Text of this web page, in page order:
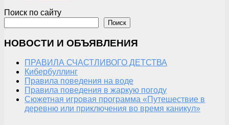
Поиск по сайту
Поиск
НОВОСТИ И ОБЪЯВЛЕНИЯ
ПРАВИЛА СЧАСТЛИВОГО ДЕТСТВА
Кибербуллинг
Правила поведения на воде
Правила поведения в жаркую погоду
Сюжетная игровая программа «Путешествие в
деревню или приключения во время каникул»